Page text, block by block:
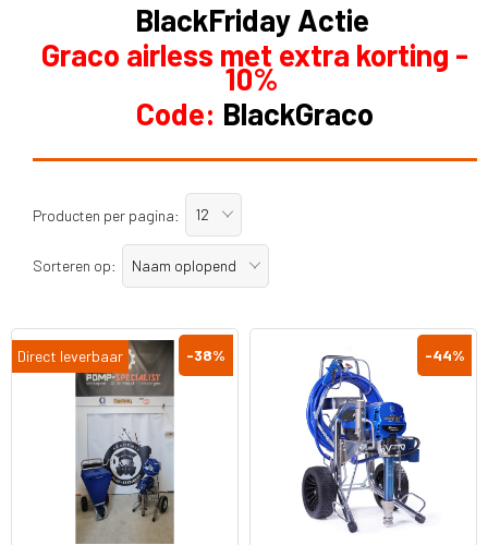
BlackFriday Actie
Graco airless met extra korting -
10%
Code: BlackGraco
Producten per pagina: 12
Sorteren op: Naam oplopend
-38%
Direct leverbaar -44%